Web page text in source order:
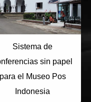
Sistema de
sin papel
para el Museo Pos
Indonesia